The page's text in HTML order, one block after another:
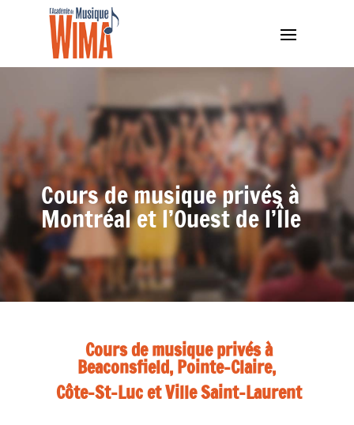
Cours de musique privés à
Montréal et l’Ouest de l’Île
Cours de musique privés à
Beaconsfield, Pointe-Claire,
Côte-St-Luc et Ville Saint-Laurent